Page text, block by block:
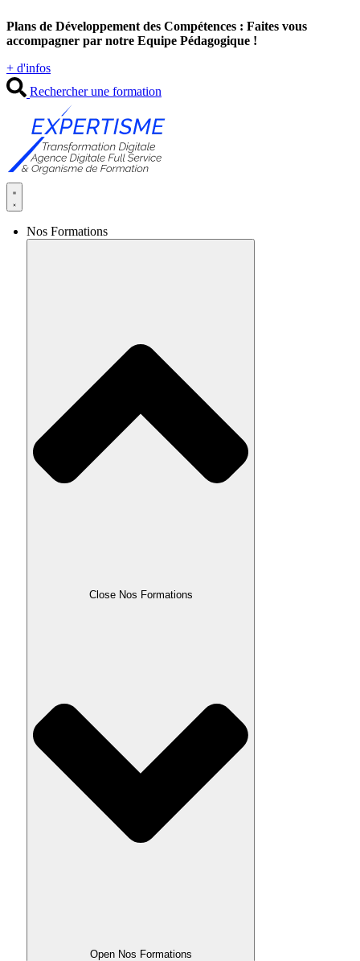
au
contenu
Plans de Développement des Compétences : Faites vous
accompagner par notre Equipe Pédagogique !
+ d'infos
Rechercher une formation
Nos Formations
Close Nos Formations
Open Nos Formations